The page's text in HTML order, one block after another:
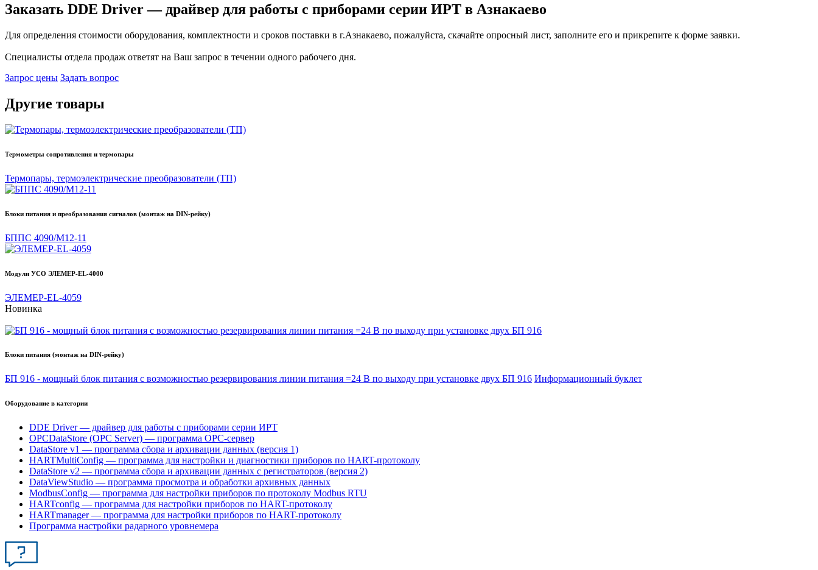
Заказать DDE Driver — драйвер для работы с приборами серии ИРТ в Азнакаево
Для определения стоимости оборудования, комплектности и сроков поставки в г.Азнакаево, пожалуйста, скачайте опросный лист, заполните его и прикрепите к форме заявки.
Специалисты отдела продаж ответят на Ваш запрос в течении одного рабочего дня.
Запрос цены Задать вопрос
Другие товары
Термометры сопротивления и термопары
Термопары, термоэлектрические преобразователи (ТП)
Блоки питания и преобразования сигналов (монтаж на DIN-рейку)
БППС 4090/М12-11
Модули УСО ЭЛЕМЕР-EL-4000
ЭЛЕМЕР-EL-4059
Новинка
Блоки питания (монтаж на DIN-рейку)
БП 916 - мощный блок питания с возможностью резервирования линии питания =24 В по выходу при установке двух БП 916 Информационный буклет
Оборудование в категории
DDE Driver — драйвер для работы с приборами серии ИРТ
OPCDataStore (OPC Server) — программа OPC-сервер
DataStore v1 — программа сбора и архивации данных (версия 1)
HARTMultiConfig — программа для настройки и диагностики приборов по HART-протоколу
DataStore v2 — программа сбора и архивации данных с регистраторов (версия 2)
DataViewStudio — программа просмотра и обработки архивных данных
ModbusConfig — программа для настройки приборов по протоколу Modbus RTU
HARTconfig — программа для настройки приборов по HART-протоколу
HARTmanager — программа для настройки приборов по HART-протоколу
Программа настройки радарного уровнемера